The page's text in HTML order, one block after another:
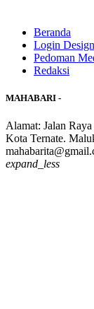
Beranda
Login
Pedoman
Redaksi
MAHABARI -
Alamat: Jalan
Kota Ternate.
expand_less